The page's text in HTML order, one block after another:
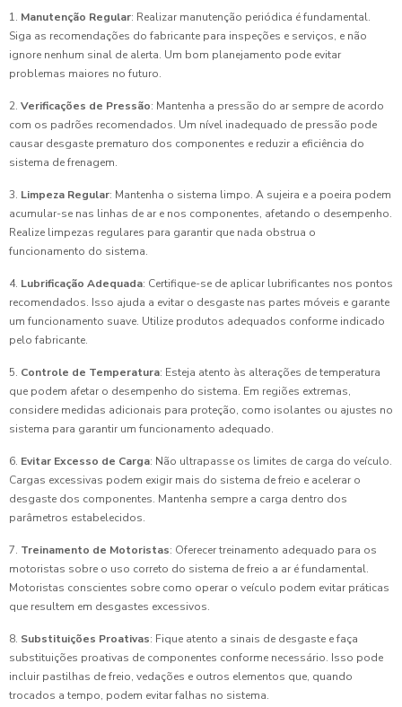
1. Manutenção Regular: Realizar manutenção periódica é fundamental.
Siga as recomendações do fabricante para inspeções e serviços, e não
ignore nenhum sinal de alerta. Um bom planejamento pode evitar
problemas maiores no futuro.
2. Verificações de Pressão: Mantenha a pressão do ar sempre de acordo
com os padrões recomendados. Um nível inadequado de pressão pode
causar desgaste prematuro dos componentes e reduzir a eficiência do
sistema de frenagem.
3. Limpeza Regular: Mantenha o sistema limpo. A sujeira e a poeira podem
acumular-se nas linhas de ar e nos componentes, afetando o desempenho.
Realize limpezas regulares para garantir que nada obstrua o
funcionamento do sistema.
4. Lubrificação Adequada: Certifique-se de aplicar lubrificantes nos pontos
recomendados. Isso ajuda a evitar o desgaste nas partes móveis e garante
um funcionamento suave. Utilize produtos adequados conforme indicado
pelo fabricante.
5. Controle de Temperatura: Esteja atento às alterações de temperatura
que podem afetar o desempenho do sistema. Em regiões extremas,
considere medidas adicionais para proteção, como isolantes ou ajustes no
sistema para garantir um funcionamento adequado.
6. Evitar Excesso de Carga: Não ultrapasse os limites de carga do veículo.
Cargas excessivas podem exigir mais do sistema de freio e acelerar o
desgaste dos componentes. Mantenha sempre a carga dentro dos
parâmetros estabelecidos.
7. Treinamento de Motoristas: Oferecer treinamento adequado para os
motoristas sobre o uso correto do sistema de freio a ar é fundamental.
Motoristas conscientes sobre como operar o veículo podem evitar práticas
que resultem em desgastes excessivos.
8. Substituições Proativas: Fique atento a sinais de desgaste e faça
substituições proativas de componentes conforme necessário. Isso pode
incluir pastilhas de freio, vedações e outros elementos que, quando
trocados a tempo, podem evitar falhas no sistema.